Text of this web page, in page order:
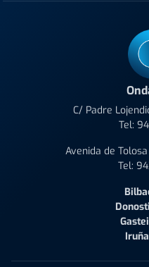
C/ Padre
Tel:
Avenida de
Tel:
Iruña